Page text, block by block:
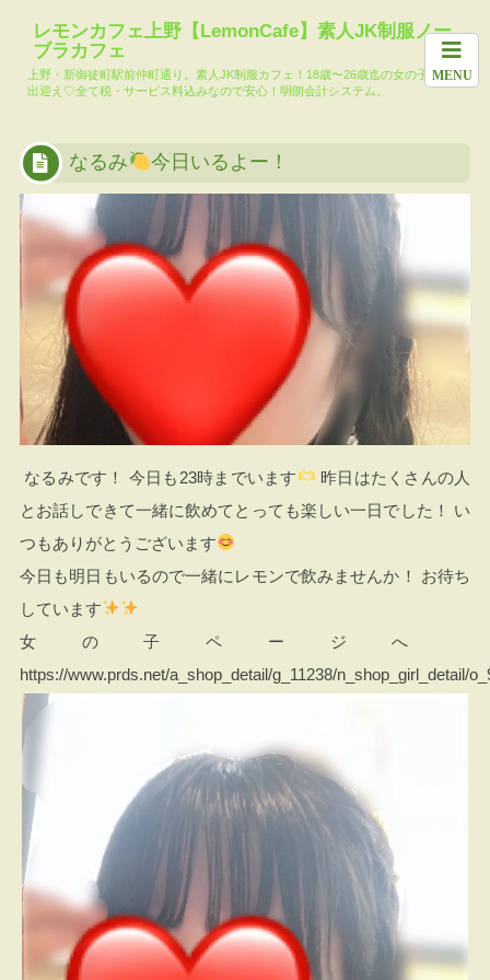
ホーム 料金システム 女の子一覧
月間イ
本日の出勤キャ
スト
メール会員登録
ログ
ー池島TikTok
MENU
レモンカフェ上野【LemonCafe】素人JK制服ノー
ブラカフェ
上野・新御徒町駅前仲町通り。素人JK制服カフェ！18歳〜26歳迄の女の子達がお
出迎え♡全て税・サービス料込みなので安心！明朗会計システム。
なるみ 今日いるよー！
なるみです！ 今日も23時までいます
昨日はたくさんの人
とお話しできて一緒に飲めてとっても楽しい一日でした！ い
つもありがとうございます
今日も明日もいるので一緒にレモンで飲みませんか！ お待ち
しています
女の子ページへ
https://www.prds.net/a_shop_detail/g_11238/n_shop_girl_detail/